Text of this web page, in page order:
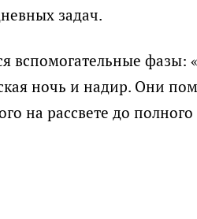
задач.
вспомогательные фазы:
ночь и надир. Они
на рассвете до